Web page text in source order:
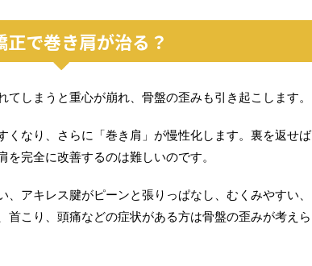
正で巻き肩が治る？
しまうと重心が崩れ、骨盤の歪みも引き起こします。
くなり、さらに「巻き肩」が慢性化します。裏を返せば
完全に改善するのは難しいのです。
アキレス腱がピーンと張りっぱなし、むくみやすい、
首こり、頭痛などの症状がある方は骨盤の歪みが考えら